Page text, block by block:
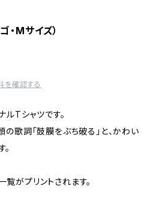
・Mサイズ）
を確認する
ルTシャツです。
の歌詞「鼓膜をぶち破る」と、かわい
がプリントされます。